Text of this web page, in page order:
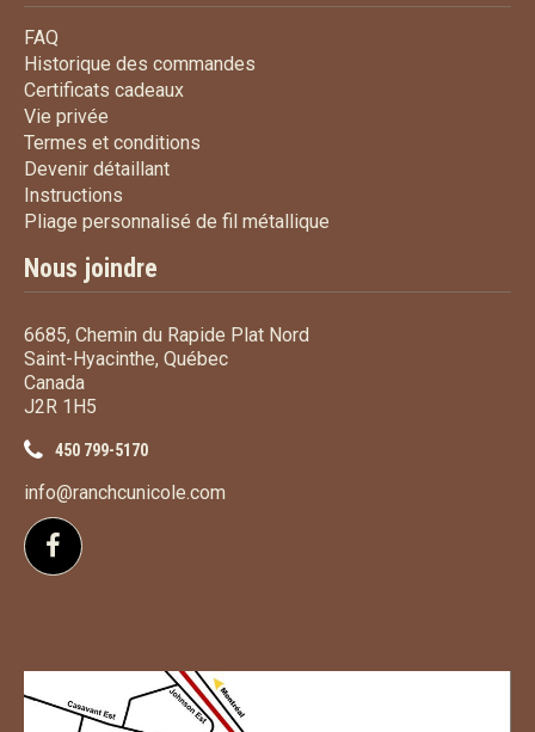
FAQ
Historique des commandes
Certificats cadeauxCertificats cadeaux
Vie privée
Termes et conditions
Devenir détaillantDevenir détaillant
Instructions
Pliage personnalisé de fil métallique
Nous joindre
6685, Chemin du Rapide Plat Nord
Saint-Hyacinthe, Québec
Canada
J2R 1H5
450 799-5170
info@ranchcunicole.com
Suivez-nous sur Facebook